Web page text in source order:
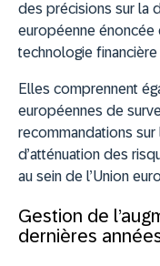
des précisions sur la
européenne énoncée
technologie financière
Elles comprennent
européennes de
recommandations
d’atténuation des
au sein de l’Union
Gestion de
dernières